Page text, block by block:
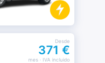
Desde
371 €
mes· IVA incluido